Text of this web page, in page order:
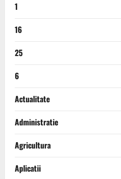
1
16
25
6
Actualitate
Administratie
Agricultura
Aplicatii